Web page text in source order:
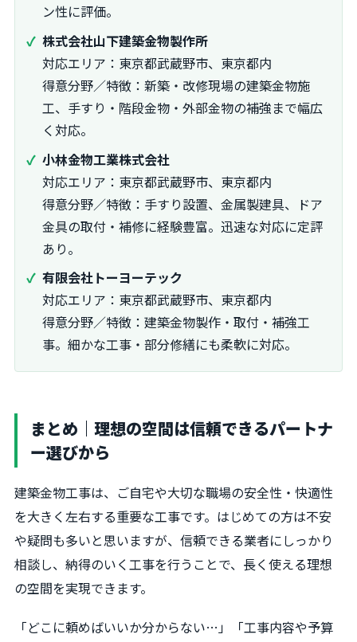
ン性に評価。
株式会社山下建築金物製作所
対応エリア：東京都武蔵野市、東京都内
得意分野／特徴：新築・改修現場の建築金物施
工、手すり・階段金物・外部金物の補強まで幅広
く対応。
小林金物工業株式会社
対応エリア：東京都武蔵野市、東京都内
得意分野／特徴：手すり設置、金属製建具、ドア
金具の取付・補修に経験豊富。迅速な対応に定評
あり。
有限会社トーヨーテック
対応エリア：東京都武蔵野市、東京都内
得意分野／特徴：建築金物製作・取付・補強工
事。細かな工事・部分修繕にも柔軟に対応。
まとめ｜理想の空間は信頼できるパートナ
ー選びから
建築金物工事は、ご自宅や大切な職場の安全性・快適性
を大きく左右する重要な工事です。はじめての方は不安
や疑問も多いと思いますが、信頼できる業者にしっかり
相談し、納得のいく工事を行うことで、長く使える理想
の空間を実現できます。
「どこに頼めばいいか分からない…」「工事内容や予算